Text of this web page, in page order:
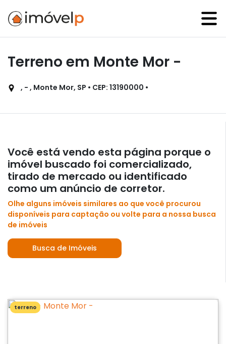
Terreno em Monte Mor -
, - , Monte Mor, SP • CEP: 13190000 •
Você está vendo esta página porque o
imóvel buscado foi comercializado,
tirado de mercado ou identificado
como um anúncio de corretor.
Olhe alguns imóveis similares ao que você procurou
disponíveis para captação ou volte para a nossa busca
de imóveis
Busca de Imóveis
terreno